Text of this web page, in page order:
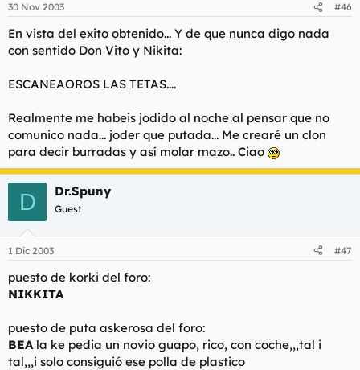
30 Nov 2003 #46
En vista del exito obtenido... Y de que nunca digo nada
con sentido Don Vito y Nikita:
ESCANEAOROS LAS TETAS....
Realmente me habeis jodido al noche al pensar que no
comunico nada... joder que putada... Me crearé un clon
para decir burradas y así molar mazo.. Ciao
D Dr.Spuny
Guest
1 Dic 2003 #47
puesto de korki del foro:
NIKKITA
puesto de puta askerosa del foro:
BEA la ke pedia un novio guapo, rico, con coche,,,tal i
tal,,,i solo consiguió ese polla de plastico